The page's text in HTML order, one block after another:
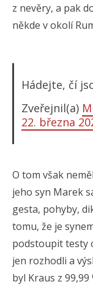
z nevěry, a pak
někde v okolí
Hádejte, čí
Zveřejnil(a)
22. března
O tom však
jeho syn Marek
gesta, pohyby,
tomu, že je
podstoupit testy
jen rozhodli a
byl Kraus z